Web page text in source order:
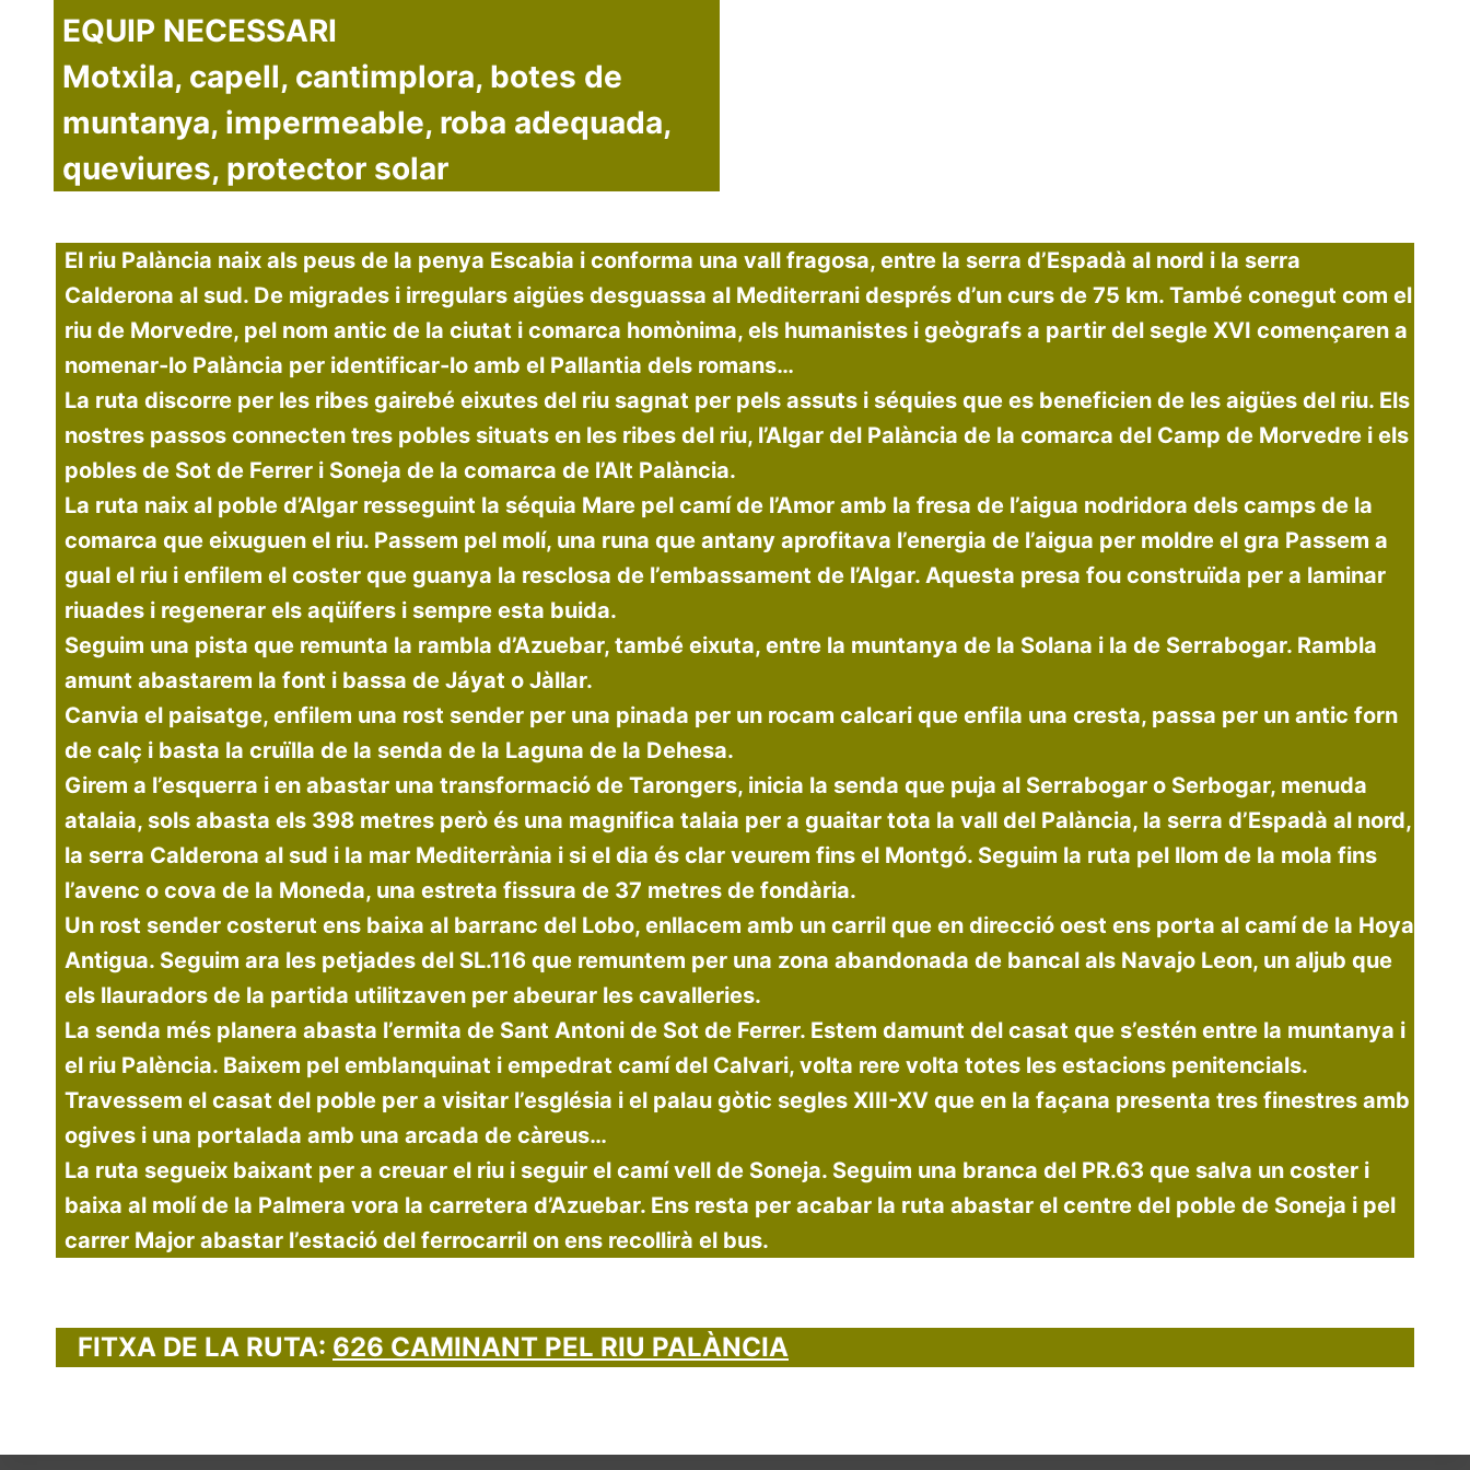
EQUIP NECESSARI
Motxila, capell, cantimplora, botes de
muntanya, impermeable, roba adequada,
queviures, protector solar
El riu Palància naix als peus de la penya Escabia i conforma una vall fragosa, entre la serra d’Espadà al nord i la serra
Calderona al sud. De migrades i irregulars aigües desguassa al Mediterrani després d’un curs de 75 km. També conegut com el
riu de Morvedre, pel nom antic de la ciutat i comarca homònima, els humanistes i geògrafs a partir del segle XVI començaren a
nomenar-lo Palància per identificar-lo amb el Pallantia dels romans…
La ruta discorre per les ribes gairebé eixutes del riu sagnat per pels assuts i séquies que es beneficien de les aigües del riu. Els
nostres passos connecten tres pobles situats en les ribes del riu, l’Algar del Palància de la comarca del Camp de Morvedre i els
pobles de Sot de Ferrer i Soneja de la comarca de l’Alt Palància.
La ruta naix al poble d’Algar resseguint la séquia Mare pel camí de l’Amor amb la fresa de l’aigua nodridora dels camps de la
comarca que eixuguen el riu. Passem pel molí, una runa que antany aprofitava l’energia de l’aigua per moldre el gra Passem a
gual el riu i enfilem el coster que guanya la resclosa de l’embassament de l’Algar. Aquesta presa fou construïda per a laminar
riuades i regenerar els aqüífers i sempre esta buida.
Seguim una pista que remunta la rambla d’Azuebar, també eixuta, entre la muntanya de la Solana i la de Serrabogar. Rambla
amunt abastarem la font i bassa de Jáyat o Jàllar.
Canvia el paisatge, enfilem una rost sender per una pinada per un rocam calcari que enfila una cresta, passa per un antic forn
de calç i basta la cruïlla de la senda de la Laguna de la Dehesa.
Girem a l’esquerra i en abastar una transformació de Tarongers, inicia la senda que puja al Serrabogar o Serbogar, menuda
atalaia, sols abasta els 398 metres però és una magnifica talaia per a guaitar tota la vall del Palància, la serra d’Espadà al nord,
la serra Calderona al sud i la mar Mediterrània i si el dia és clar veurem fins el Montgó. Seguim la ruta pel llom de la mola fins
l’avenc o cova de la Moneda, una estreta fissura de 37 metres de fondària.
Un rost sender costerut ens baixa al barranc del Lobo, enllacem amb un carril que en direcció oest ens porta al camí de la Hoya
Antigua. Seguim ara les petjades del SL.116 que remuntem per una zona abandonada de bancal als Navajo Leon, un aljub que
els llauradors de la partida utilitzaven per abeurar les cavalleries.
La senda més planera abasta l’ermita de Sant Antoni de Sot de Ferrer. Estem damunt del casat que s’estén entre la muntanya i
el riu Palència. Baixem pel emblanquinat i empedrat camí del Calvari, volta rere volta totes les estacions penitencials.
Travessem el casat del poble per a visitar l’església i el palau gòtic segles XIII-XV que en la façana presenta tres finestres amb
ogives i una portalada amb una arcada de càreus…
La ruta segueix baixant per a creuar el riu i seguir el camí vell de Soneja. Seguim una branca del PR.63 que salva un coster i
baixa al molí de la Palmera vora la carretera d’Azuebar. Ens resta per acabar la ruta abastar el centre del poble de Soneja i pel
carrer Major abastar l’estació del ferrocarril on ens recollirà el bus.
FITXA DE LA RUTA: 626 CAMINANT PEL RIU PALÀNCIA